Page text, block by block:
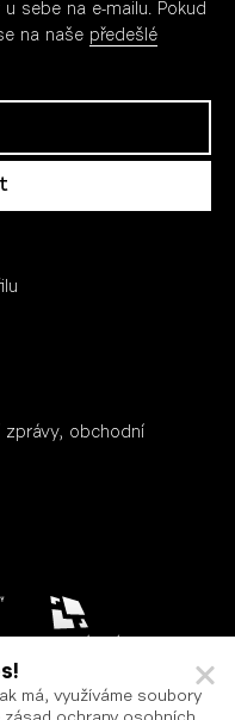
sebe na e-mailu. Pokud
na naše předešlé
zprávy, obchodní
má, využíváme soubory